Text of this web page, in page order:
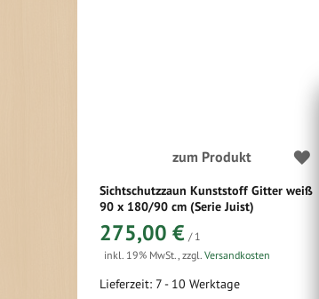
zum Produkt
Sichtschutzzaun Kunststoff Gitter weiß
90 x 180/90 cm (Serie Juist)
275,00 € / 1
inkl. 19% MwSt., zzgl. Versandkosten
Lieferzeit: 7 - 10 Werktage